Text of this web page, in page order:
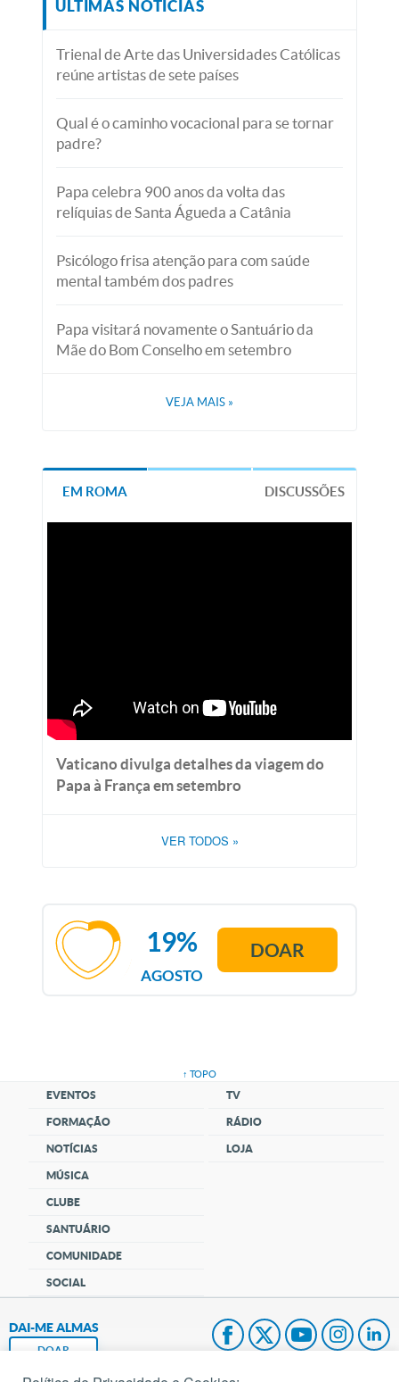
ÚLTIMAS NOTÍCIAS
Trienal de Arte das Universidades Católicas
reúne artistas de sete países
Qual é o caminho vocacional para se tornar
padre?
Papa celebra 900 anos da volta das
relíquias de Santa Águeda a Catânia
Psicólogo frisa atenção para com saúde
mental também dos padres
Papa visitará novamente o Santuário da
Mãe do Bom Conselho em setembro
VEJA MAIS »
EM ROMA DISCUSSÕES
Vaticano divulga detalhes da viagem do
Papa à França em setembro
VER TODOS »
AGOSTO
19% DOAR
↑ TOPO
EVENTOS
FORMAÇÃO
NOTÍCIAS
MÚSICA
CLUBE
SANTUÁRIO
COMUNIDADE
SOCIAL
TV
RÁDIO
LOJA
DAI-ME ALMAS
DOAR